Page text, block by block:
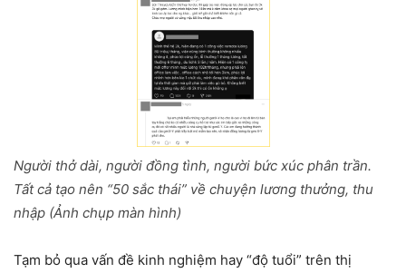
Người thở dài, người đồng tình, người bức xúc phân trần.
Tất cả tạo nên “50 sắc thái” về chuyện lương thưởng, thu
nhập (Ảnh chụp màn hình)
Tạm bỏ qua vấn đề kinh nghiệm hay “độ tuổi” trên thị